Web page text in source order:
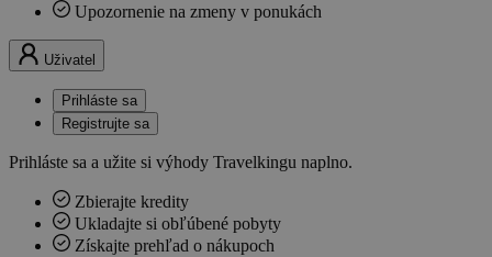
Upozornenie na zmeny v ponukách
Uživatel
Prihláste sa
Registrujte sa
Prihláste sa a užite si výhody Travelkingu naplno.
Zbierajte kredity
Ukladajte si obľúbené pobyty
Získajte prehľad o nákupoch